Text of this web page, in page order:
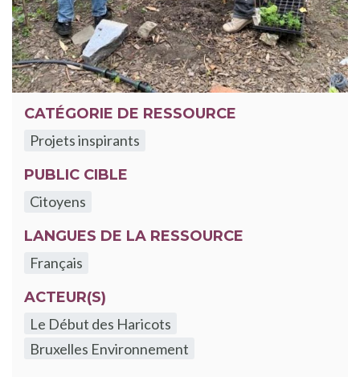
CATÉGORIE DE RESSOURCE
Projets inspirants
PUBLIC CIBLE
Citoyens
LANGUES DE LA RESSOURCE
Français
ACTEUR(S)
Le Début des Haricots
Bruxelles Environnement